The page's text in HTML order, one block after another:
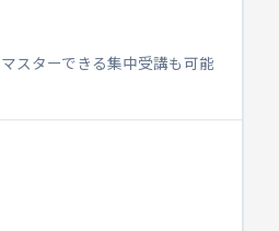
スターできる集中受講も可能